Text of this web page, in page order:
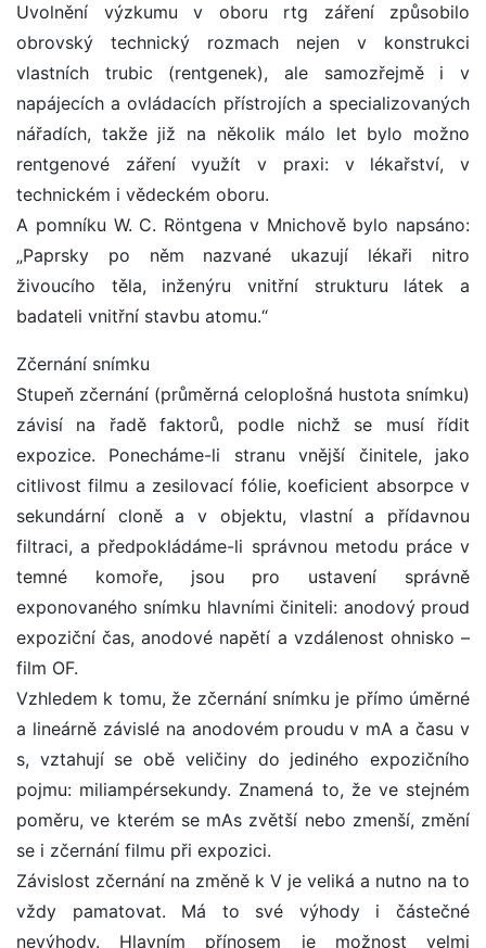
Uvolnění výzkumu v oboru rtg záření způsobilo
obrovský technický rozmach nejen v konstrukci
vlastních trubic (rentgenek), ale samozřejmě i v
napájecích a ovládacích přístrojích a specializovaných
nářadích, takže již na několik málo let bylo možno
rentgenové záření využít v praxi: v lékařství, v
technickém i vědeckém oboru.
A pomníku W. C. Röntgena v Mnichově bylo napsáno:
„Paprsky po něm nazvané ukazují lékaři nitro
živoucího těla, inženýru vnitřní strukturu látek a
badateli vnitřní stavbu atomu.“
Zčernání snímku
Stupeň zčernání (průměrná celoplošná hustota snímku)
závisí na řadě faktorů, podle nichž se musí řídit
expozice. Ponecháme-li stranu vnější činitele, jako
citlivost filmu a zesilovací fólie, koeficient absorpce v
sekundární cloně a v objektu, vlastní a přídavnou
filtraci, a předpokládáme-li správnou metodu práce v
temné komoře, jsou pro ustavení správně
exponovaného snímku hlavními činiteli: anodový proud
expoziční čas, anodové napětí a vzdálenost ohnisko –
film OF.
Vzhledem k tomu, že zčernání snímku je přímo úměrné
a lineárně závislé na anodovém proudu v mA a času v
s, vztahují se obě veličiny do jediného expozičního
pojmu: miliampérsekundy. Znamená to, že ve stejném
poměru, ve kterém se mAs zvětší nebo zmenší, změní
se i zčernání filmu při expozici.
Závislost zčernání na změně k V je veliká a nutno na to
vždy pamatovat. Má to své výhody i částečné
nevýhody. Hlavním přínosem je možnost velmi